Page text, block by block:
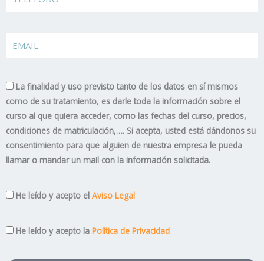
La finalidad y uso previsto tanto de los datos en sí mismos
como de su tratamiento, es darle toda la información sobre el
curso al que quiera acceder, como las fechas del curso, precios,
condiciones de matriculación,…. Si acepta, usted está dándonos su
consentimiento para que alguien de nuestra empresa le pueda
llamar o mandar un mail con la información solicitada.
AvisoHe leído y acepto el Aviso Legal
Privacidad
He leído y acepto la Política de Privacidad